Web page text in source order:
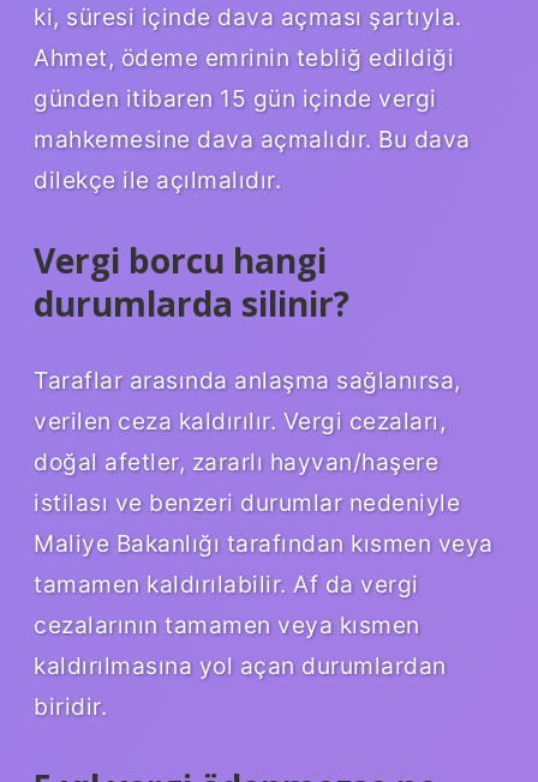
ki, süresi içinde dava açması şartıyla.
Ahmet, ödeme emrinin tebliğ edildiği
günden itibaren 15 gün içinde vergi
mahkemesine dava açmalıdır. Bu dava
dilekçe ile açılmalıdır.
Vergi borcu hangi
durumlarda silinir?
Taraflar arasında anlaşma sağlanırsa,
verilen ceza kaldırılır. Vergi cezaları,
doğal afetler, zararlı hayvan/haşere
istilası ve benzeri durumlar nedeniyle
Maliye Bakanlığı tarafından kısmen veya
tamamen kaldırılabilir. Af da vergi
cezalarının tamamen veya kısmen
kaldırılmasına yol açan durumlardan
biridir.